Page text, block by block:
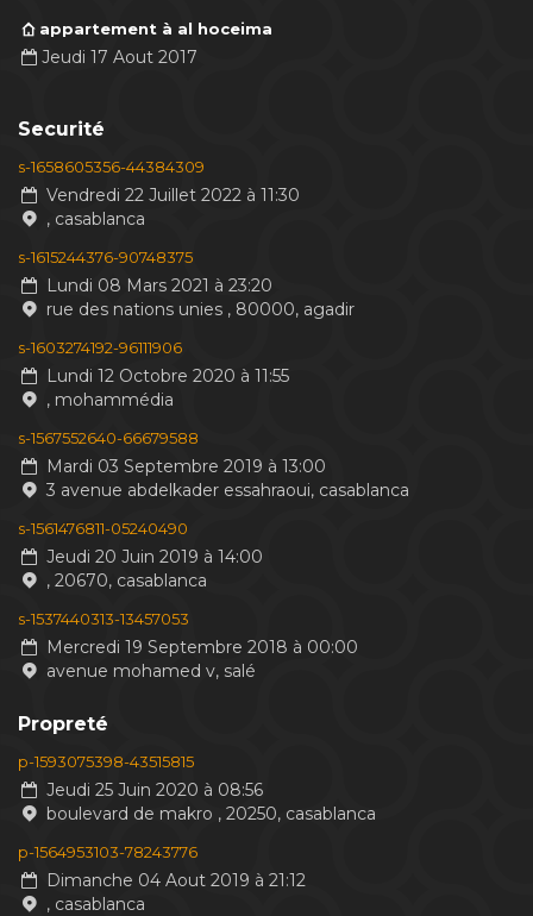
appartement à al hoceima
Jeudi 17 Aout 2017
Securité
s-1658605356-44384309
Vendredi 22 Juillet 2022 à 11:30
, casablanca
s-1615244376-90748375
Lundi 08 Mars 2021 à 23:20
rue des nations unies , 80000, agadir
s-1603274192-96111906
Lundi 12 Octobre 2020 à 11:55
, mohammédia
s-1567552640-66679588
Mardi 03 Septembre 2019 à 13:00
3 avenue abdelkader essahraoui, casablanca
s-1561476811-05240490
Jeudi 20 Juin 2019 à 14:00
, 20670, casablanca
s-1537440313-13457053
Mercredi 19 Septembre 2018 à 00:00
avenue mohamed v, salé
Propreté
p-1593075398-43515815
Jeudi 25 Juin 2020 à 08:56
boulevard de makro , 20250, casablanca
p-1564953103-78243776
Dimanche 04 Aout 2019 à 21:12
, casablanca